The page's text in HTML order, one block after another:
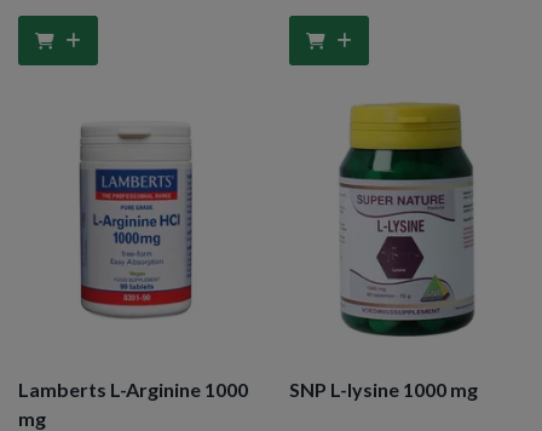
Lamberts L-Arginine 1000
mg
SNP L-lysine 1000 mg